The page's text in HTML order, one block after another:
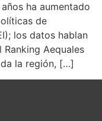
ha aumentado
de
los datos hablan
Aequales
la región, […]